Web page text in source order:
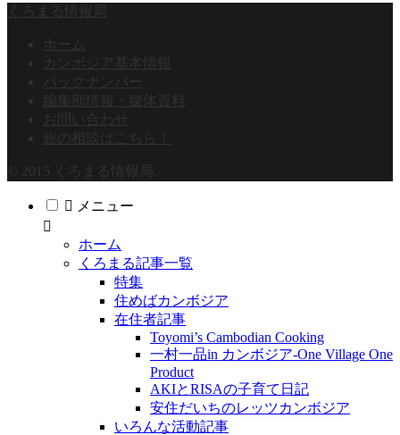
くろまる情報局
ホーム
カンボジア基本情報
バックナンバー
編集部情報・媒体資料
お問い合わせ
旅の相談はこちら！
© 2015 くろまる情報局.
メニュー
ホーム
くろまる記事一覧
特集
住めばカンボジア
在住者記事
Toyomi’s Cambodian Cooking
一村一品in カンボジア-One Village One
Product
AKIとRISAの子育て日記
安住だいちのレッツカンボジア
いろんな活動記事